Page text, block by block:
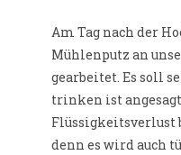
Am Tag nach der
Mühlenputz an
gearbeitet. Es soll
trinken ist
Flüssigkeitsverlust
denn es wird auch